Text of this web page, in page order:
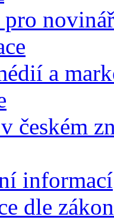
a
českém
informací
dle